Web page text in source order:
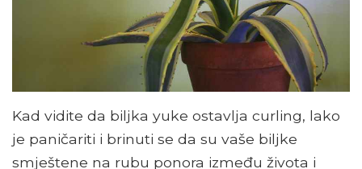
Kad vidite da biljka yuke ostavlja curling, lako
je paničariti i brinuti se da su vaše biljke
smještene na rubu ponora između života i